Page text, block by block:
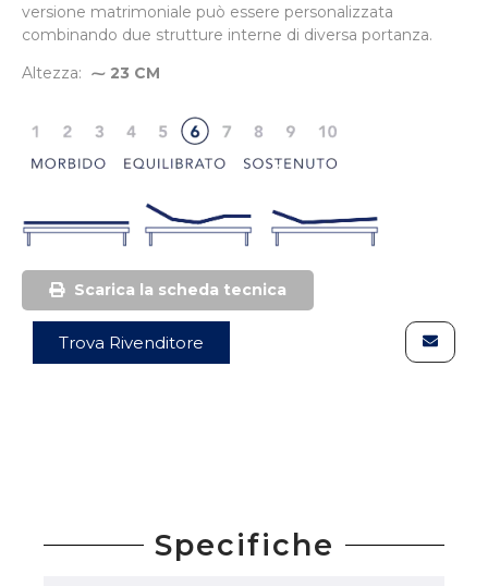
versione matrimoniale può essere personalizzata
combinando due strutture interne di diversa portanza.
Altezza: ⁓ 23 CM
Scarica la scheda tecnica
Trova Rivenditore
Specifiche